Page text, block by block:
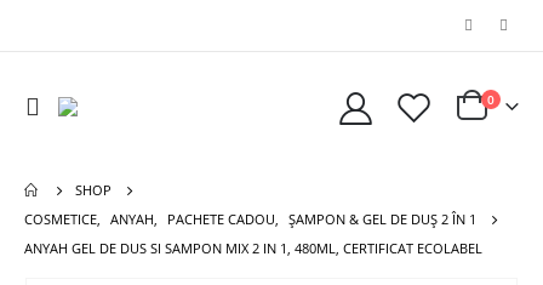
0
SHOP
COSMETICE, ANYAH, PACHETE CADOU, ȘAMPON & GEL DE DUȘ 2 ÎN 1
ANYAH GEL DE DUS SI SAMPON MIX 2 IN 1, 480ML, CERTIFICAT ECOLABEL